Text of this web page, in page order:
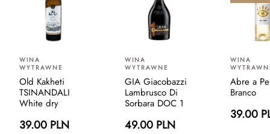
WINA
WYTRAWNE
Old Kakheti
TSINANDALI
White dry
39.00 PLN
WINA
WYTRAWNE
GIA Giacobazzi
Lambrusco Di
Sorbara DOC 1
49.00 PLN
WINA
Abre a
Branco
39.00